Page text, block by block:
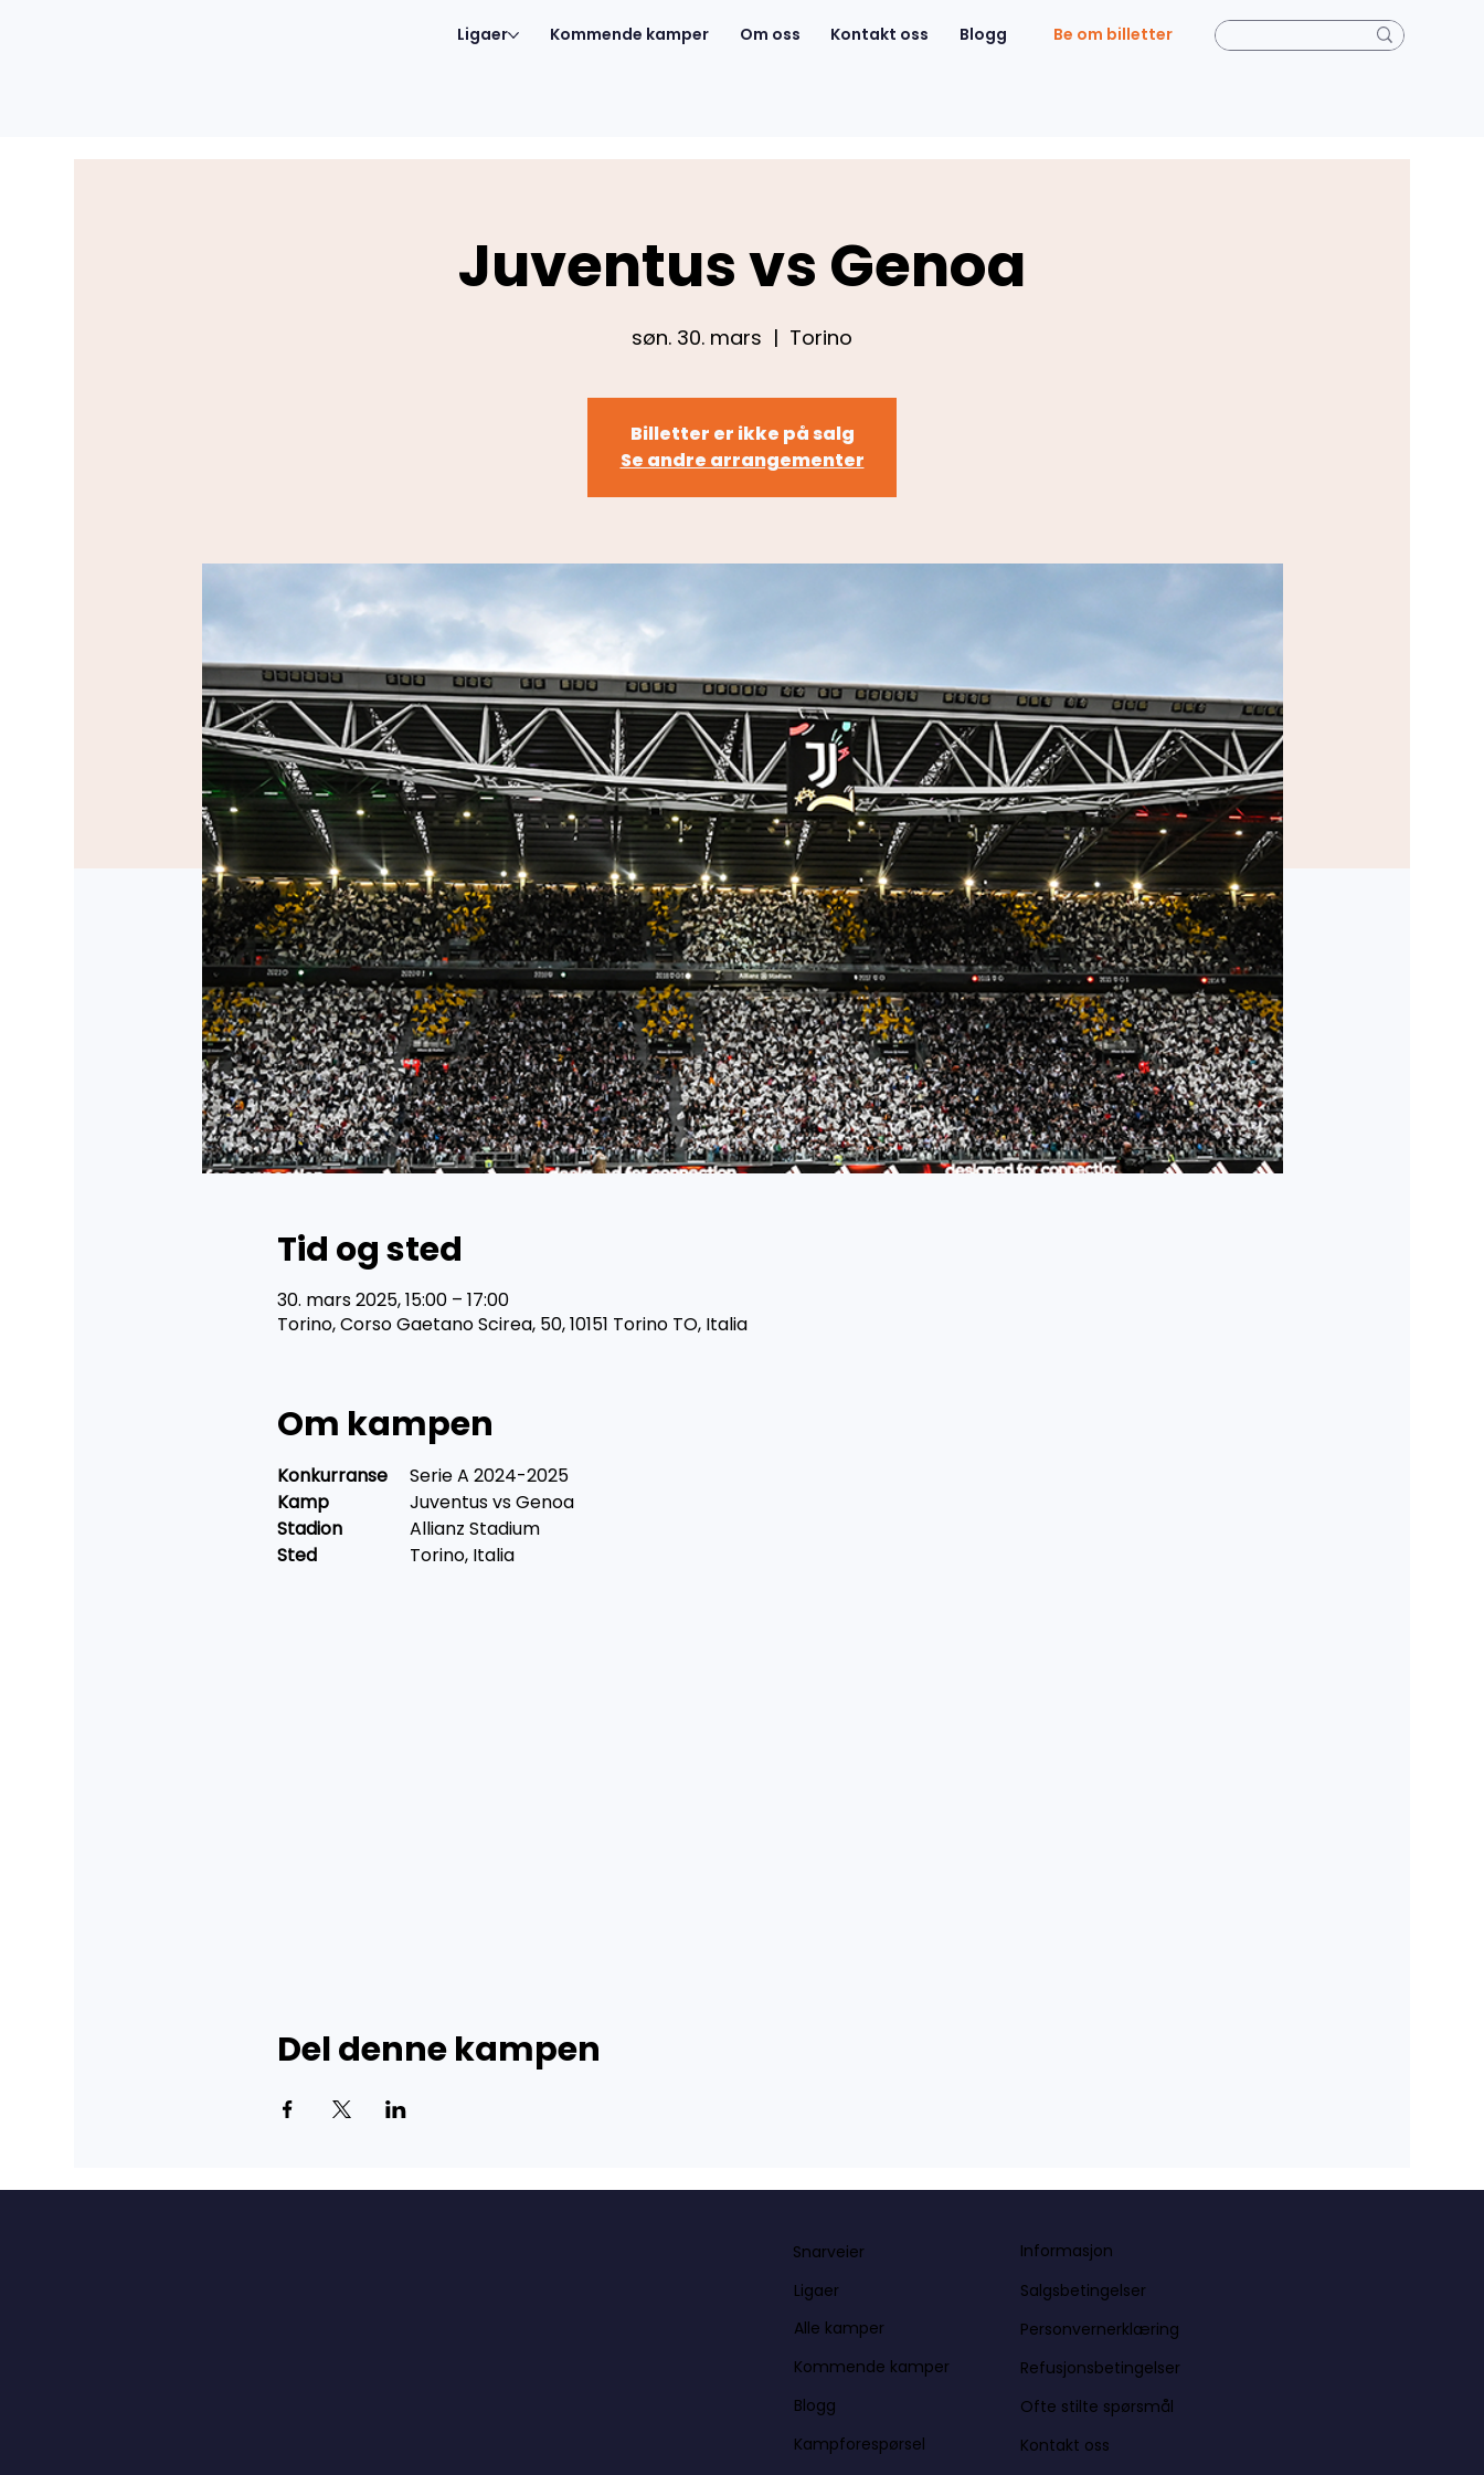
Ligaer Kommende kamper Om oss Kontakt oss Blogg Be om billetter
Juventus vs Genoa
søn. 30. mars
  |
Torino
Billetter er ikke på salg
Se andre arrangementer
Tid og sted
30. mars 2025, 15:00 – 17:00
Torino, Corso Gaetano Scirea, 50, 10151 Torino TO, Italia
Om kampen
Konkurranse Serie A 2024-2025
Kamp Juventus vs Genoa
Stadion Allianz Stadium
Sted Torino, Italia
Del denne kampen
Snarveier
Ligaer
Alle kamper
Kommende kamper
Blogg
Kampforespørsel
Informasjon
Salgsbetingelser
Personvernerklæring
Refusjonsbetingelser
Ofte stilte spørsmål
Kontakt oss